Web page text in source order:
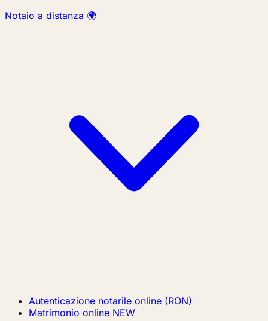
Notaio a distanza 🌍
Autenticazione notarile online (RON)
Matrimonio online NEW